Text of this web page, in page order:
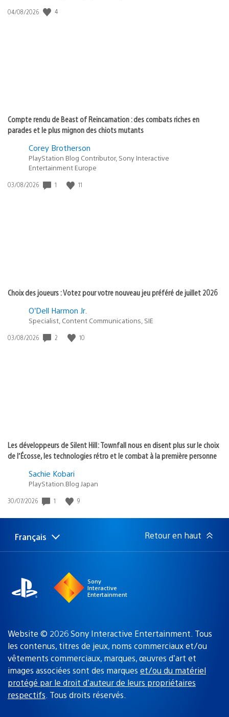
Date
04/08/2026 4
Compte rendu de Beast of Reincarnation : des combats riches en
parades et le plus mignon des chiots mutants
Corey Brotherson
PlayStation Blog Contributor, Sony Interactive
Entertainment Europe
Date
03/08/2026 1 11
Choix des joueurs : Votez pour votre nouveau jeu préféré de juillet 2026
O’Dell Harmon Jr.
Specialist, Content Communications, SIE
Date
03/08/2026 2 10
Les développeurs de Silent Hill: Townfall nous en disent plus sur le choix
de l’Écosse, les technologies rétro et le combat à la première personne
Sachie Kobari
PlayStation.Blog Japan
Date
publication
30/07/2026 1 9
Choisir
Région
Français Retour en haut
Sony
Interactive
Entertainment
Website © 2026 Sony Interactive Entertainment. Tous
les contenus, titres de jeux, noms commerciaux et/ou
vêtements commerciaux, marques, œuvres d’art et
images associées sont des marques et/ou du matériel
protégé par le droit d’auteur de leurs propriétaires
respectifs. Tous droits réservés.